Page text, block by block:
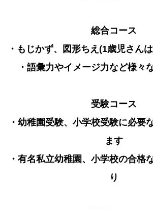
総合コース
・もじかず、図形ちえ(1歳児さん
・語彙力やイメージ力など様々
受験コース
・幼稚園受験、小学校受験に必要
ます
・有名私立幼稚園、小学校の合格
り